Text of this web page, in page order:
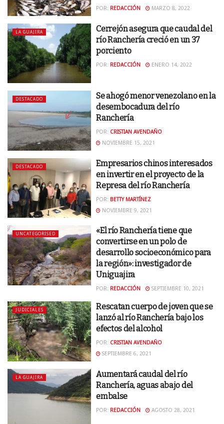
POR: REDACCIÓN MARZO 8, 2022
LA GUAJIRA
Cerrejón asegura que caudal del
río Ranchería creció en un 37
porciento
POR: REDACCIÓN ENERO 14, 2022
DESTACADO
Se ahogó menor venezolano en la
desembocadura del río
Ranchería
POR: CRISTIAN AVENDAÑO
NOVIEMBRE 15, 2021
DESTACADO
Empresarios chinos interesados
en invertir en el proyecto de la
Represa del río Ranchería
POR: BETTY MARTÍNEZ
NOVIEMBRE 9, 2021
UNCATEGORISED
«El río Ranchería tiene que
convertirse en un polo de
desarrollo socioeconómico para
la región»: investigador de
Uniguajira
POR: REDACCIÓN SEPTIEMBRE 10, 2021
JUDICIALES
Rescatan cuerpo de joven que se
lanzó al río Ranchería bajo los
efectos del alcohol
POR: CRISTIAN AVENDAÑO
SEPTIEMBRE 6, 2021
LA GUAJIRA
Aumentará caudal del río
Ranchería, aguas abajo del
embalse
POR: REDACCIÓN AGOSTO 28, 2021